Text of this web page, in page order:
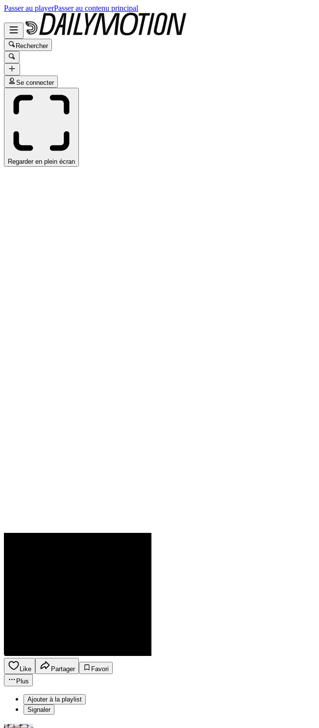
Passer au playerPasser au contenu principal
Rechercher
Se connecter
Regarder en plein écran
Like Partager
Favori
Plus
Ajouter à la playlist
Signaler